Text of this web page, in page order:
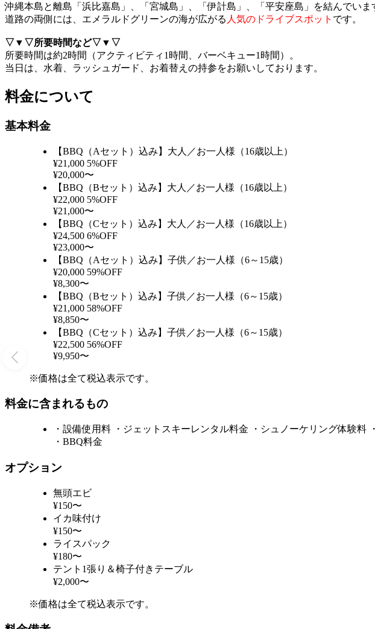
沖縄本島と離島「浜比嘉島」、「宮城島」、「伊計島」、「平安座島」を結んでいま
道路の両側には、エメラルドグリーンの海が広がる 人気のドライブスポット です。
▽▼▽所要時間など▽▼▽
所要時間は約2時間（アクティビティ1時間、バーベキュー1時間）。
当日は、水着、ラッシュガード、お着替えの持参をお願いしております。
料金について
基本料金
【BBQ（Aセット）込み】大人／お一人様（16歳以上）
¥21,000 5%OFF
¥20,000〜
【BBQ（Bセット）込み】大人／お一人様（16歳以上）
¥22,000 5%OFF
¥21,000〜
【BBQ（Cセット）込み】大人／お一人様（16歳以上）
¥24,500 6%OFF
¥23,000〜
【BBQ（Aセット）込み】子供／お一人様（6～15歳）
¥20,000 59%OFF
¥8,300〜
【BBQ（Bセット）込み】子供／お一人様（6～15歳）
¥21,000 58%OFF
¥8,850〜
【BBQ（Cセット）込み】子供／お一人様（6～15歳）
¥22,500 56%OFF
¥9,950〜
※価格は全て税込表示です。
料金に含まれるもの
・設備使用料 ・ジェットスキーレンタル料金 ・シュノーケリング体験
・BBQ料金
オプション
無頭エビ
¥150〜
イカ味付け
¥150〜
ライスパック
¥180〜
テント1張り＆椅子付きテーブル
¥2,000〜
※価格は全て税込表示です。